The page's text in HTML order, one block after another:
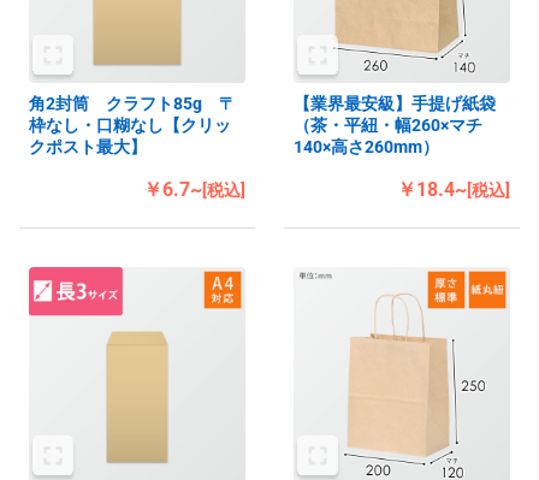
角2封筒 クラフト85g 〒
枠なし・口糊なし【クリッ
クポスト最大】
￥6.7~[税込]
【業界最安級】手提げ紙袋
（茶・平紐・幅260×マチ
140×高さ260mm）
￥18.4~[税込]